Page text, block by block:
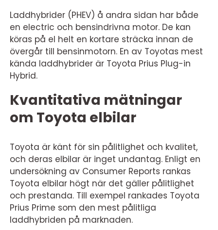
Laddhybrider (PHEV) å andra sidan har både
en electric och bensindrivna motor. De kan
köras på el helt en kortare sträcka innan de
övergår till bensinmotorn. En av Toyotas mest
kända laddhybrider är Toyota Prius Plug-in
Hybrid.
Kvantitativa mätningar
om Toyota elbilar
Toyota är känt för sin pålitlighet och kvalitet,
och deras elbilar är inget undantag. Enligt en
undersökning av Consumer Reports rankas
Toyota elbilar högt när det gäller pålitlighet
och prestanda. Till exempel rankades Toyota
Prius Prime som den mest pålitliga
laddhybriden på marknaden.